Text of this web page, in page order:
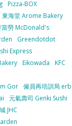
Pizza-BOX
東海堂 Arome Bakery
當勞 McDonald's
Greendotdot
Express
Eikowada
KFC
Gor 僱員再培訓局 erb
元氣壽司 Genki Sushi
JHC